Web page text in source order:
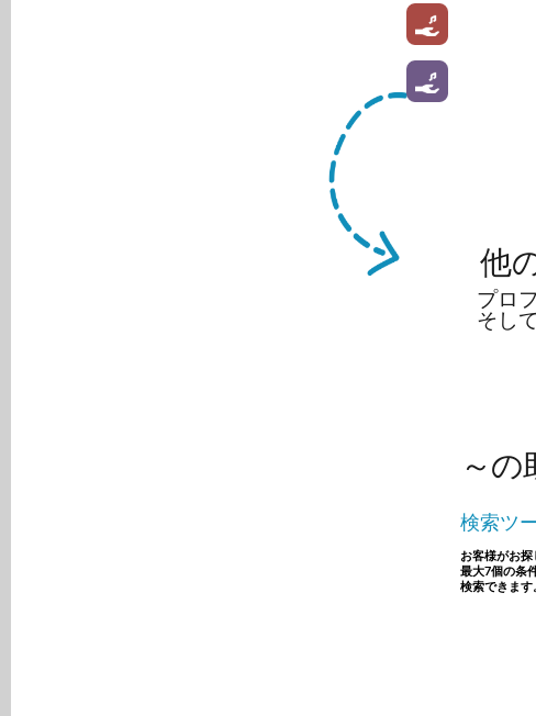
他
プロ
そし
～の
検索ツ
お客様がお探
最大7個の条
検索できます